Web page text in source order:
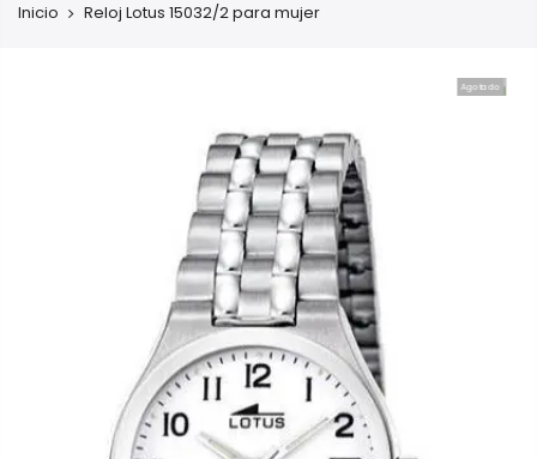
Inicio Reloj Lotus 15032/2 para mujer
Agotado